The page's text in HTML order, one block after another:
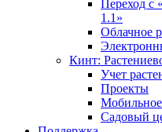
Переход с
1.1»
Облачное
Кинт:
Учет
Проекты
Садовый